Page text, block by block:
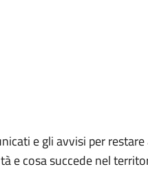
e gli avvisi per
e cosa succede nel